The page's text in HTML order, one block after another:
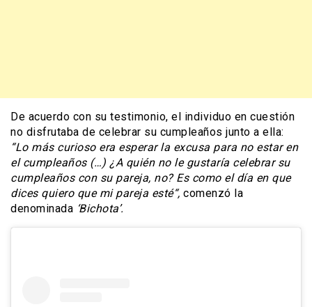
De acuerdo con su testimonio, el individuo en cuestión
no disfrutaba de celebrar su cumpleaños junto a ella:
“Lo más curioso era esperar la excusa para no estar en
el cumpleaños (…) ¿A quién no le gustaría celebrar su
cumpleaños con su pareja, no? Es como el día en que
dices quiero que mi pareja esté“, comenzó la
denominada ‘Bichota’.